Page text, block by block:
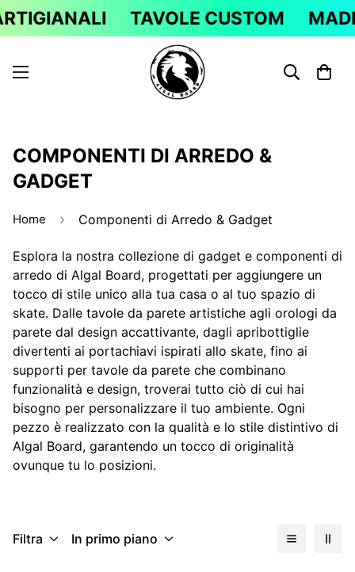
TAVOLE CUSTOM
COMPONENTI DI ARREDO &
GADGET
Home Componenti di Arredo & Gadget
Esplora la nostra collezione di gadget e componenti di
arredo di Algal Board, progettati per aggiungere un
tocco di stile unico alla tua casa o al tuo spazio di
skate. Dalle tavole da parete artistiche agli orologi da
parete dal design accattivante, dagli apribottiglie
divertenti ai portachiavi ispirati allo skate, fino ai
supporti per tavole da parete che combinano
funzionalità e design, troverai tutto ciò di cui hai
bisogno per personalizzare il tuo ambiente. Ogni
pezzo è realizzato con la qualità e lo stile distintivo di
Algal Board, garantendo un tocco di originalità
ovunque tu lo posizioni.
Filtra In primo piano